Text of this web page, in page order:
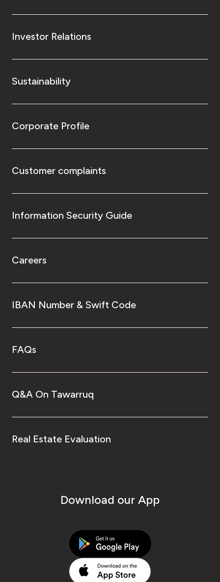
Investor Relations
Sustainability
Corporate Profile
Customer complaints
Information Security Guide
Careers
IBAN Number & Swift Code
FAQs
Q&A On Tawarruq
Real Estate Evaluation
Download our App